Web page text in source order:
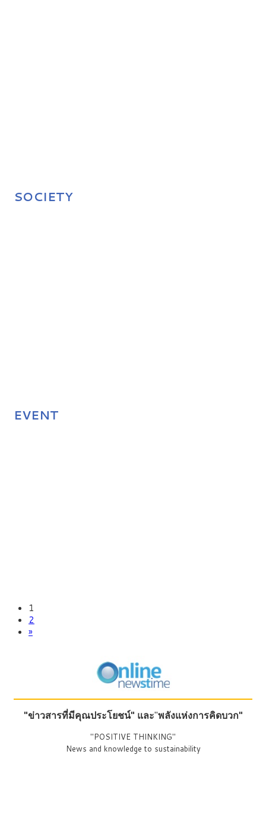
SOCIETY
EVENT
1
2
»
"ข่าวสารที่มีคุณประโยชน์" และ"พลังแห่งการคิดบวก"
"POSITIVE THINKING"
News and knowledge to sustainability